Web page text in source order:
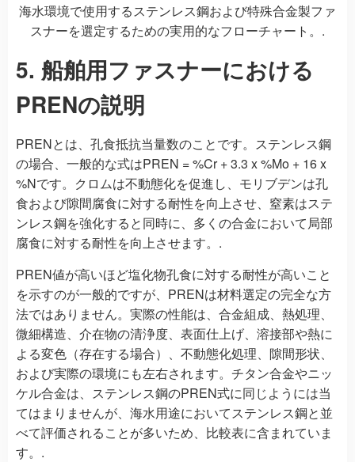
海水環境で使用するステンレス鋼および特殊合金製ファ
スナーを選定するための実用的なフローチャート。.
5. 船舶用ファスナーにおける
PRENの説明
PRENとは、孔食抵抗当量数のことです。ステンレス鋼
の場合、一般的な式はPREN = %Cr + 3.3 x %Mo + 16 x
%Nです。クロムは不動態化を促進し、モリブデンは孔
食および隙間腐食に対する耐性を向上させ、窒素はステ
ンレス鋼を強化すると同時に、多くの合金において局部
腐食に対する耐性を向上させます。.
PREN値が高いほど塩化物孔食に対する耐性が高いこと
を示すのが一般的ですが、PRENは材料選定の完全な方
法ではありません。実際の性能は、合金組成、熱処理、
微細構造、介在物の清浄度、表面仕上げ、溶接部や熱に
よる変色（存在する場合）、不動態化処理、隙間形状、
および実際の環境にも左右されます。チタン合金やニッ
ケル合金は、ステンレス鋼のPREN式に同じようには当
てはまりませんが、海水用途においてステンレス鋼と並
べて評価されることが多いため、比較表に含まれていま
す。.